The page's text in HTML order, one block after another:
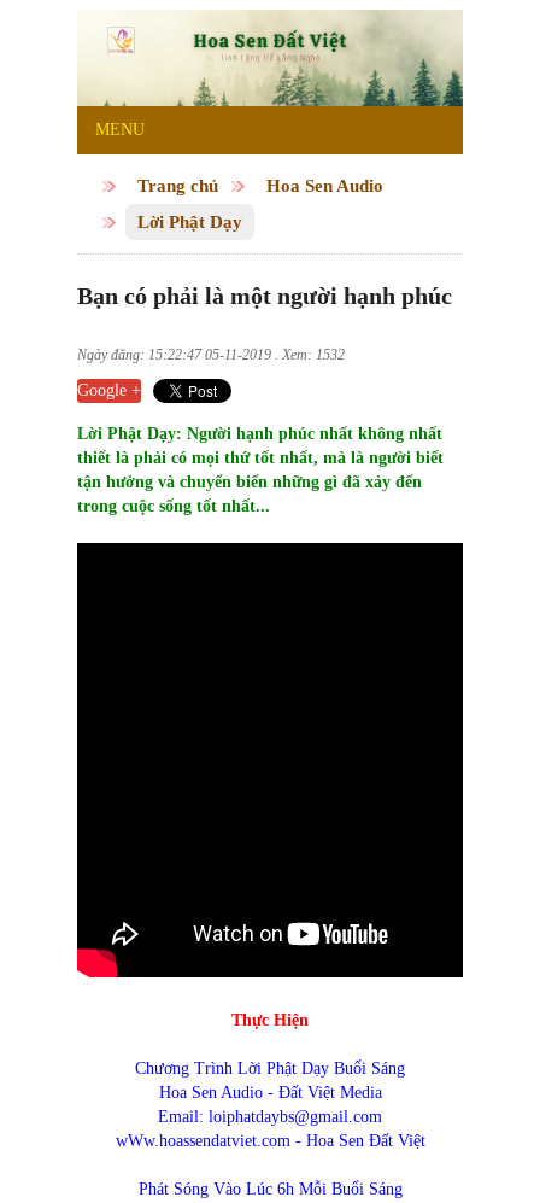
MENU
Trang chủ
Hoa Sen Audio
Lời Phật Dạy
Bạn có phải là một người hạnh phúc
Ngày đăng: 15:22:47 05-11-2019 . Xem: 1532
Google +
Lời Phật Dạy: Người hạnh phúc nhất không nhất
thiết là phải có mọi thứ tốt nhất, mà là người biết
tận hưởng và chuyển biến những gì đã xảy đến
trong cuộc sống tốt nhất...
Thực Hiện
Chương Trình Lời Phật Dạy Buổi Sáng
Hoa Sen Audio - Đất Việt Media
Email: loiphatdaybs@gmail.com
wWw.hoassendatviet.com - Hoa Sen Đất Việt
Phát Sóng Vào Lúc 6h Mỗi Buổi Sáng